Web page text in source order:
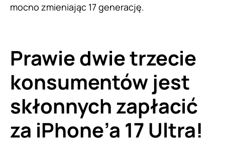
mocno zmieniając 17 generację.
Prawie dwie trzecie
konsumentów jest
skłonnych zapłacić
za iPhone’a 17 Ultra!